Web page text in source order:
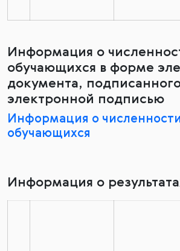
Информация о
обучающихся в форме
документа,
электронной подписью
Информация о
обучающихся
Информация о